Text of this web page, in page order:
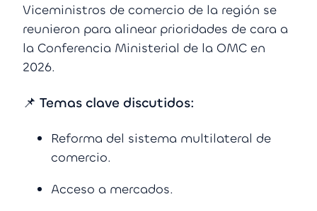
Viceministros de comercio de la región se
reunieron para alinear prioridades de cara a
la Conferencia Ministerial de la OMC en
2026.
📌 Temas clave discutidos:
Reforma del sistema multilateral de
comercio.
Acceso a mercados.